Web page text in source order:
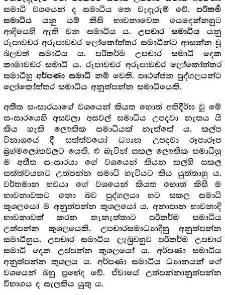
සමාධි වශයෙන් ද සමාධිය තෙ වැදෑරුම් වේ.පරිකර්‍ම
සමාධිය යනු යම් කිසි භාවනාවෙක යෙදෙන්නහුට
ආදියෙහි ඇති වන සමාධිය ය.උපචාර සමාධිය
යනු
රූපාවචර අරූපාවචර ලෝකෝත්තර සමාධීන්ට ආසන්න වූ
බලවත් සමාධිය ය. පරිකර්ම උපචාර සමාධි දෙක
කාමාවචර සමාධි ය. රූපාවචර අරූපාවචර ලෝකෝත්තර
සමාධීහුඅර්පණා සමාධි නම් වෙති. පෘථග්ජන පුද්ගලයන්ට
ලෝකෝත්තර සමාධිය අනුත්පන්න සමාධියෙකි.
අතීත සංසාරයාගේ වශයෙන් කියත හොත් අතිදීර්ඝ වූ මේ
සංසාරයෙහි අසවලා අසවල් සමාධිය උපදවා නැතය යි
කිය හැකි ලෞකික සමාධියක් නැත්තේ ය. කල්ප
විනාශයේ දී සත්ත්වයෝ ධ්‍යාන උපදවා රූපාරූප
බ්‍ර‍හ්මලෝකවලට යෙති. එ බැවින් සකල ලෞකික සමාධීහු
ම අතීත සංසාරයා ගේ වශයෙන් කියන කල්හි සකල
සත්ත්වයනට උත්පන්න සමාධි හැටියට කිය යුත්තාහු ය.
වර්තමාන භවයා ගේ වශයෙන් කියත හොත් කිසි ම
භාවනාවකට නො බව පුද්ගලයා හට සකල සමාධි
කුශලයෝ ම අනුත්පන්න කුශලයෝ ය. අනාපාන භාවනාදි
භාවනාවක් කරන තැනැත්තාට පරිකර්ම සමාධිය
උත්පන්න කුශලයෙකි. උපචාරසමාධ්‍යාදීහු අනුත්පන්න
සමාධීහුය. උපචාර සමාධිය ලැබුවහුට පරිකර්ම උපචාර
සමාධි දෙක උප්පන්න කුශලයෝ ය. අර්පණා සමාධිය
අනුත්පන්න කුශලය ය. අර්පණා සමාධිය ධ්‍යානයන් ගේ
වශයෙන් බහු ප්‍රභේද වේ. ඒවායේ උත්පන්නානුත්පන්න
විභාගය ද සැලකිය යුතු ය.